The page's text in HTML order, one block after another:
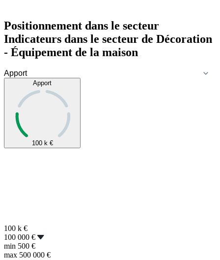
Positionnement dans le secteur
Indicateurs dans le secteur de Décoration
- Équipement de la maison
Apport
100 k €
100 k €
100 000 €
min 500 €
max 500 000 €